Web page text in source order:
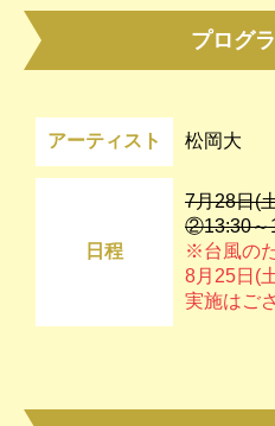
プログ
アーティスト 松岡大
日程
7月28日(
②13:30～
※台風の
8月25日(
実施はご